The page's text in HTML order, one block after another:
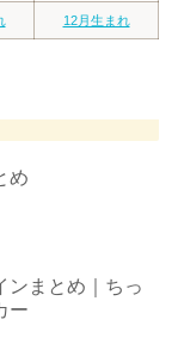
12月生まれ
め
ンまとめ｜ちっ
ー